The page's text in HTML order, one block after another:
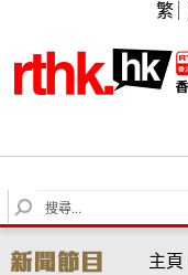
繁
S
e
r
主頁